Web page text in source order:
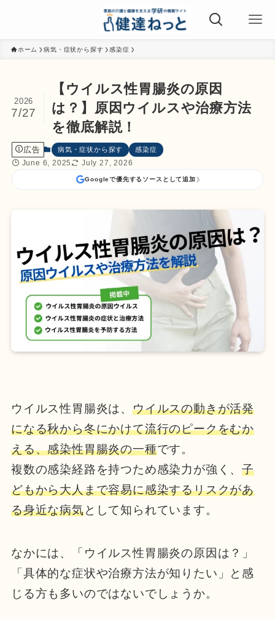
ホーム 病気・症状から探す 感染症
【ウイルス性胃腸炎の原因
は？】原因ウイルスや治療方法
を徹底解説！
2026
7/27
広告 病気・症状から探す 感染症
June 6, 2025 July 27, 2026
Googleで優先するソースとして追加
ウイルス性胃腸炎は、 ウイルスの動きが活発
になる秋から冬にかけて流行のピークをむか
える、感染性胃腸炎の一種です。
複数の感染経路を持つため感染力が強く、子
どもから大人まで容易に感染するリスクがあ
る身近な病気として知られています。
なかには、「ウイルス性胃腸炎の原因は？」
「具体的な症状や治療方法が知りたい」と感
じる方も多いのではないでしょうか。